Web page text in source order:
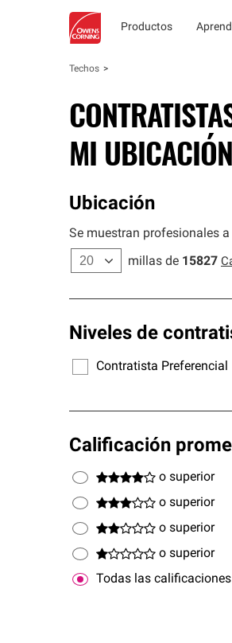
Productos
Techos
MI UBICACIÓN
Ubicación
Se muestran profesionales
millas de 15827
Niveles de
Contratista Preferencial
Calificación
o superior
o superior
o superior
o superior
Todas las calificaciones